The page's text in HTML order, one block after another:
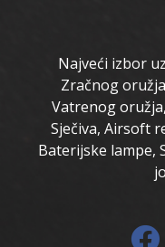
Najveći izbor
Zračnog
Vatrenog
Sječiva, Airsoft
Baterijske lampe,